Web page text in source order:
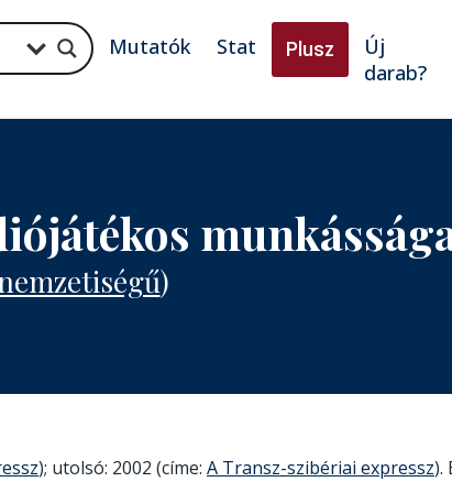
Mutatók Stat Plusz
Új
darab?
)
); utolsó: 2002 (címe: A Transz-szibériai expressz).